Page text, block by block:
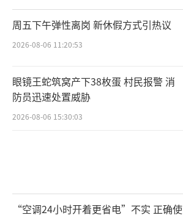
周五下午弹性离岗 新休假方式引热议
2026-08-06 11:20:53
眼镜王蛇筑窝产下38枚蛋 村民报警 消
防员迅速处置威胁
2026-08-06 15:30:03
“空调24小时开着更省电”不实 正确使